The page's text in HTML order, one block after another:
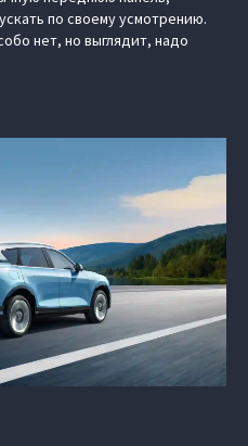
по своему усмотрению.
нет, но выглядит, надо